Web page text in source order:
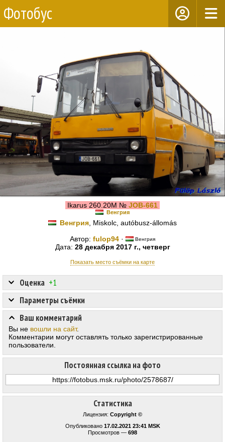
Фотобус
Ikarus 260.20M № JOB-661
Венгрия
Венгрия , Miskolc, autóbusz-állomás
Автор: fulop94 · Венгрия
Дата: 28 декабря 2017 г., четверг
Показать место съёмки на карте
Статистика
Лицензия: Copyright ©
Опубликовано 17.02.2021 23:41 MSK
Просмотров — 698
Оценка +1
Постоянная ссылка на фото
Параметры съёмки
Ваш комментарий
Вы не вошли на сайт.
Комментарии могут оставлять только зарегистрированные
пользователи.